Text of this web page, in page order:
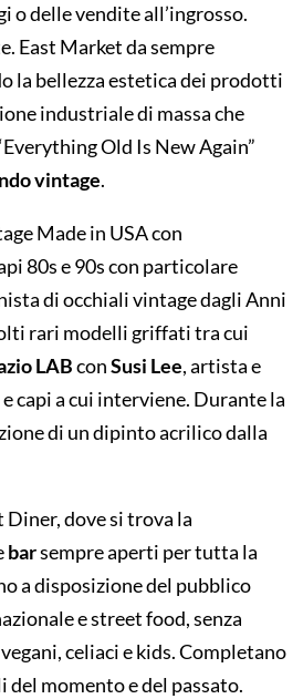
o delle vendite all’ingrosso.
East Market da sempre
la bellezza estetica dei prodotti
industriale di massa che
Old Is New Again”
vintage.
Made in USA con
80s e 90s con particolare
di occhiali vintage dagli Anni
rari modelli griffati tra cui
LABconSusi Lee, artista e
capi a cui interviene. Durante la
di un dipinto acrilico dalla
Diner, dove si trova la
barsempre aperti per tutta la
a disposizione del pubblico
e street food, senza
celiaci e kids. Completano
momento e del passato.